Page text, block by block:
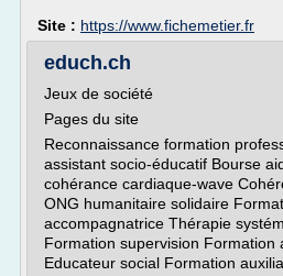
Site : https://www.fichemetier.fr
educh.ch
Jeux de société
Pages du site
Reconnaissance formation
assistant socio-éducatif Bourse
cohérance cardiaque-wave
ONG humanitaire solidaire
accompagnatrice Thérapie
Formation supervision Formation
Educateur social Formation